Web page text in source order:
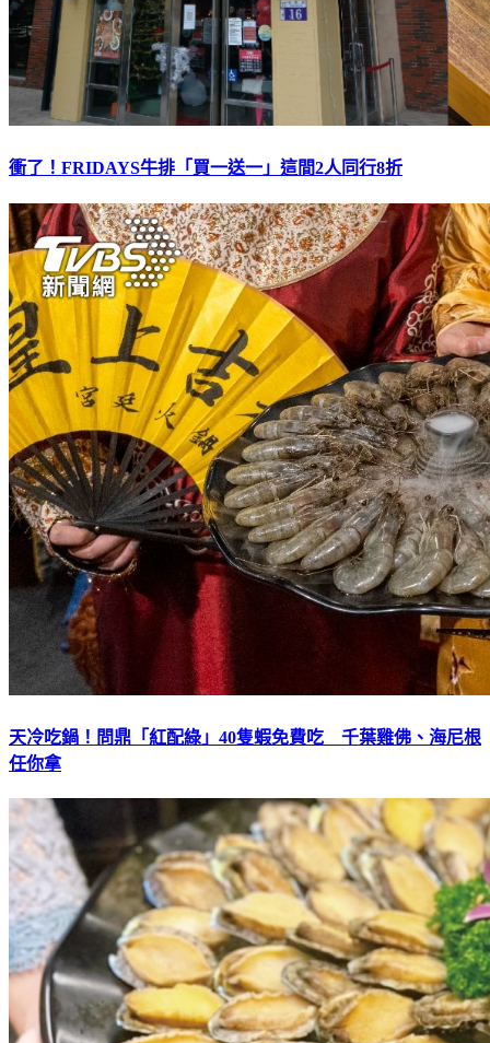
衝了！FRIDAYS牛排「買一送一」這間2人同行8折
天冷吃鍋！問鼎「紅配綠」40隻蝦免費吃 千葉雞佛、海尼根
任你拿